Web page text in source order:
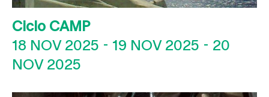
Ciclo CAMP
18 NOV 2025 - 19 NOV 2025 - 20
NOV 2025